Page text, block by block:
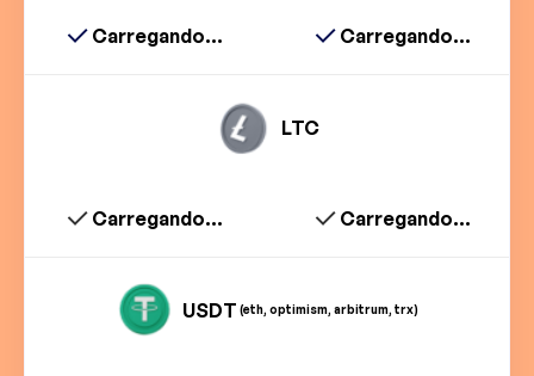
Carregando... Carregando...
LTC
Carregando... Carregando...
USDT (eth, optimism, arbitrum, trx)